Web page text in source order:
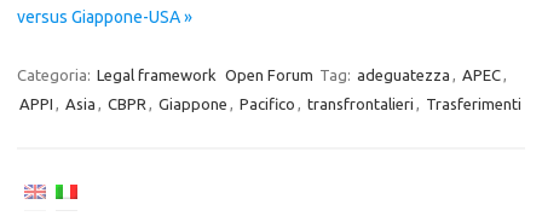
versus Giappone-USA »
Categoria: Legal framework Open Forum Tag: adeguatezza , APEC,
APPI , Asia , CBPR , Giappone , Pacifico , transfrontalieri , Trasferimenti